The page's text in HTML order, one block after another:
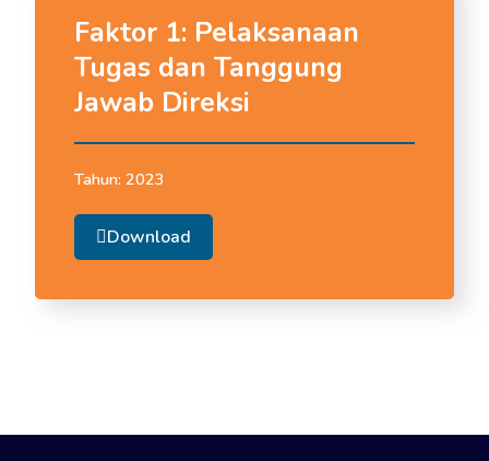
Faktor 1: Pelaksanaan
Tugas dan Tanggung
Jawab Direksi
Tahun:2023
Download